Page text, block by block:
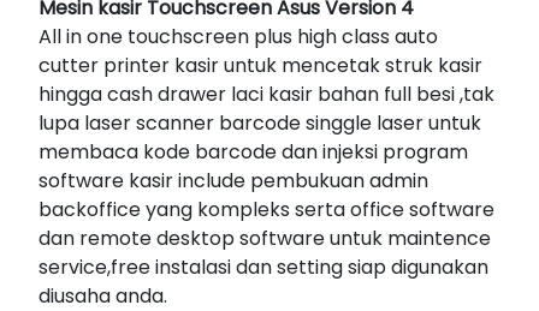
Mesin kasir Touchscreen Asus Version 4
All in one touchscreen plus high class auto
cutter printer kasir untuk mencetak struk kasir
hingga cash drawer laci kasir bahan full besi ,tak
lupa laser scanner barcode singgle laser untuk
membaca kode barcode dan injeksi program
software kasir include pembukuan admin
backoffice yang kompleks serta office software
dan remote desktop software untuk maintence
service,free instalasi dan setting siap digunakan
diusaha anda.